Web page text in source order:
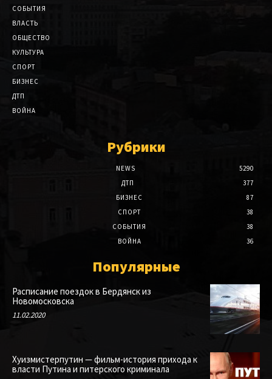
СОБЫТИЯ
ВЛАСТЬ
ОБЩЕСТВО
КУЛЬТУРА
СПОРТ
БИЗНЕС
ДТП
ВОЙНА
Рубрики
NEWS
5290
ДТП
377
БИЗНЕС
87
СПОРТ
38
СОБЫТИЯ
38
ВОЙНА
36
Популярные
Расписание поездок в Бердянск из
Новомосковска
11.02.2020
Хуизмистерпутин — фильм-история прихода к
власти Путина и питерского криминала